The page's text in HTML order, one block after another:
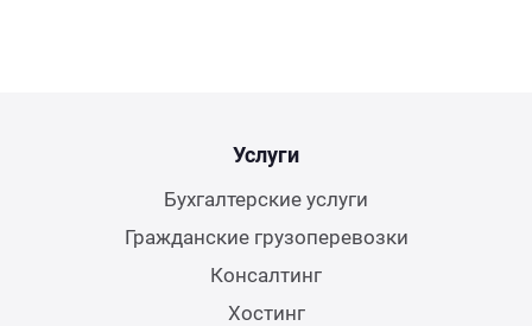
Услуги
Бухгалтерские услуги
Гражданские грузоперевозки
Консалтинг
Хостинг